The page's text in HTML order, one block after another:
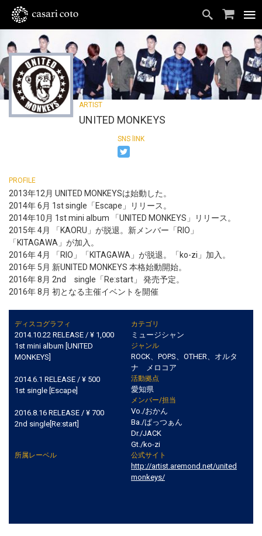
UNITED MONKEYS
2013年12月 UNITED MONKEYSは始動した。
2014年 6月 1st single「Escape」リリース。
2014年10月 1st mini album 「UNITED MONKEYS」リリース。
2015年 4月 「KAORU」が脱退。新メンバー「RIO」
「KITAGAWA」が加入。
2016年 4月 「RIO」「KITAGAWA」が脱退。「ko-zi」加入。
2016年 5月 新UNITED MONKEYS 本格始動開始。
2016年 8月 2nd single「Re:start」 発売予定。
2016年 8月 初となる主催イベントを開催
ディスコグラフィ
2014.10.22 RELEASE / ¥ 1,000
1st mini album [UNITED
MONKEYS]
2014.6.1 RELEASE / ¥ 500
1st single [Escape]
2016.8.16 RELEASE / ¥ 700
2nd single[Re:start]
カテゴリ
ミュージシャン
ジャンル
ROCK、POPS、OTHER、オルタ
ナ メロコア
活動拠点
愛知県
メンバー/担当
Vo./おかん
Ba./ぱっつぁん
Dr./JACK
Gt./ko-zi
所属レーベル 公式サイト
http://artist.aremond.net/united
monkeys/